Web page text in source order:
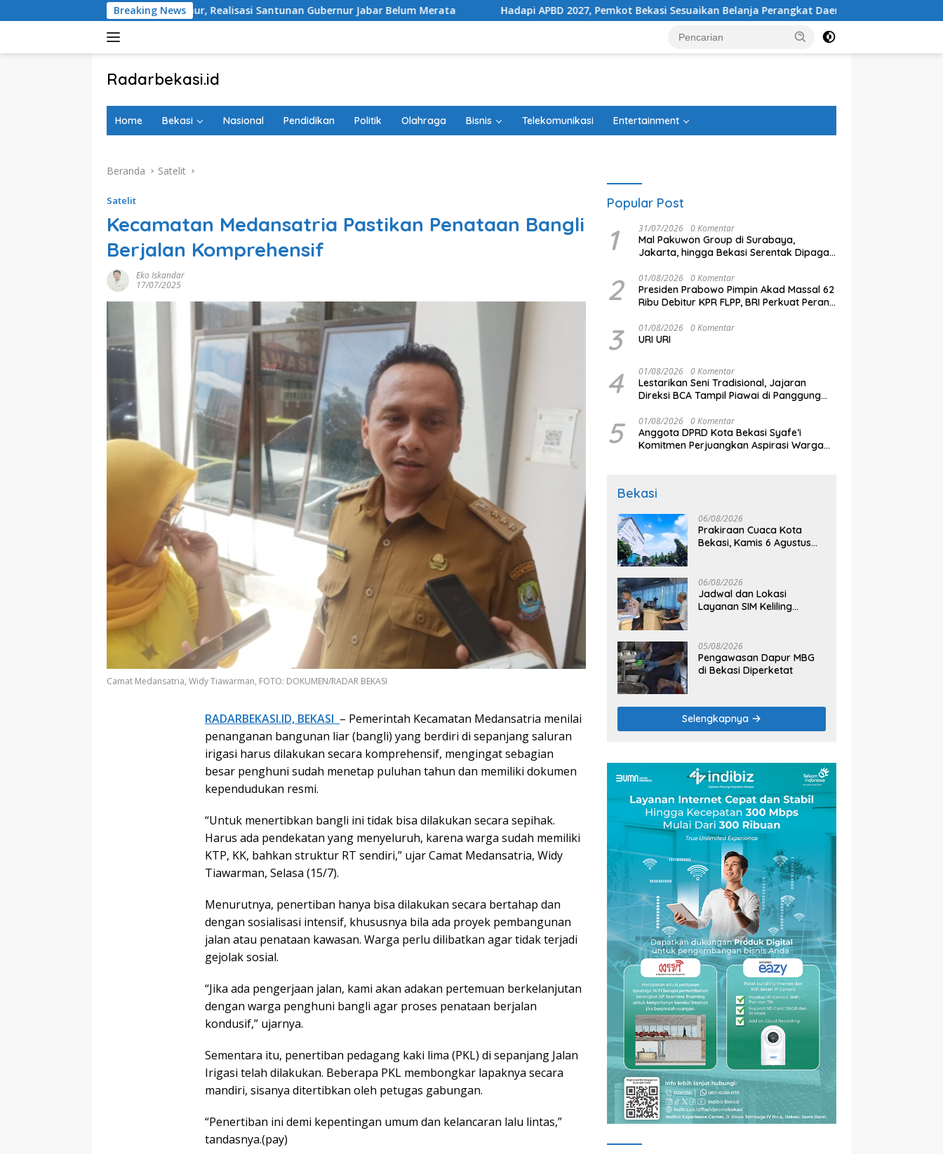
ke
Breaking News
Timur, Realisasi Santunan Gubernur Jabar Belum Merata Hadapi APBD 2027, Pemkot Bekasi Sesuaikan Belanja Perangkat Daerah 100 Hari Tragedi Kecelakaan Kereta
Radarbekasi.id
Bekasi
Home Bekasi Nasional Pendidikan Politik Olahraga Bisnis Telekomunikasi Entertainment
Beranda Satelit
Satelit
Kecamatan Medansatria Pastikan Penataan Bangli
Berjalan Komprehensif
Eko Iskandar
17/07/2025
Camat Medansatria, Widy Tiawarman, FOTO: DOKUMEN/RADAR BEKASI
RADARBEKASI.ID, BEKASI – Pemerintah Kecamatan Medansatria menilai
penanganan bangunan liar (bangli) yang berdiri di sepanjang saluran
irigasi harus dilakukan secara komprehensif, mengingat sebagian
besar penghuni sudah menetap puluhan tahun dan memiliki dokumen
kependudukan resmi.
“Untuk menertibkan bangli ini tidak bisa dilakukan secara sepihak.
Harus ada pendekatan yang menyeluruh, karena warga sudah memiliki
KTP, KK, bahkan struktur RT sendiri,” ujar Camat Medansatria, Widy
Tiawarman, Selasa (15/7).
Menurutnya, penertiban hanya bisa dilakukan secara bertahap dan
dengan sosialisasi intensif, khususnya bila ada proyek pembangunan
jalan atau penataan kawasan. Warga perlu dilibatkan agar tidak terjadi
gejolak sosial.
“Jika ada pengerjaan jalan, kami akan adakan pertemuan berkelanjutan
dengan warga penghuni bangli agar proses penataan berjalan
kondusif,” ujarnya.
Sementara itu, penertiban pedagang kaki lima (PKL) di sepanjang Jalan
Irigasi telah dilakukan. Beberapa PKL membongkar lapaknya secara
mandiri, sisanya ditertibkan oleh petugas gabungan.
“Penertiban ini demi kepentingan umum dan kelancaran lalu lintas,”
tandasnya.(pay)
Popular Post
1 31/07/2026 0 Komentar
Mal Pakuwon Group di Surabaya,
Jakarta, hingga Bekasi Serentak Dipagari
2 01/08/2026 0 Komentar
Presiden Prabowo Pimpin Akad Massal 62
Ribu Debitur KPR FLPP, BRI Perkuat Peran
melalui Pembiayaan Perumahan
3 01/08/2026 0 Komentar
URI URI
4 01/08/2026 0 Komentar
Lestarikan Seni Tradisional, Jajaran
Direksi BCA Tampil Piawai di Panggung
5 01/08/2026 0 Komentar
Anggota DPRD Kota Bekasi Syafe’i
Komitmen Perjuangkan Aspirasi Warga
Bekasi
06/08/2026
Prakiraan Cuaca Kota
Bekasi, Kamis 6 Agustus
06/08/2026
Jadwal dan Lokasi
Layanan SIM Keliling
05/08/2026
Pengawasan Dapur MBG
di Bekasi Diperketat
Selengkapnya